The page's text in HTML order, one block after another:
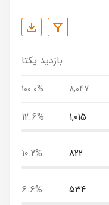
بازدید یکتا
8,047
100.0%
1,015
12.6%
822
10.2%
534
6.6%